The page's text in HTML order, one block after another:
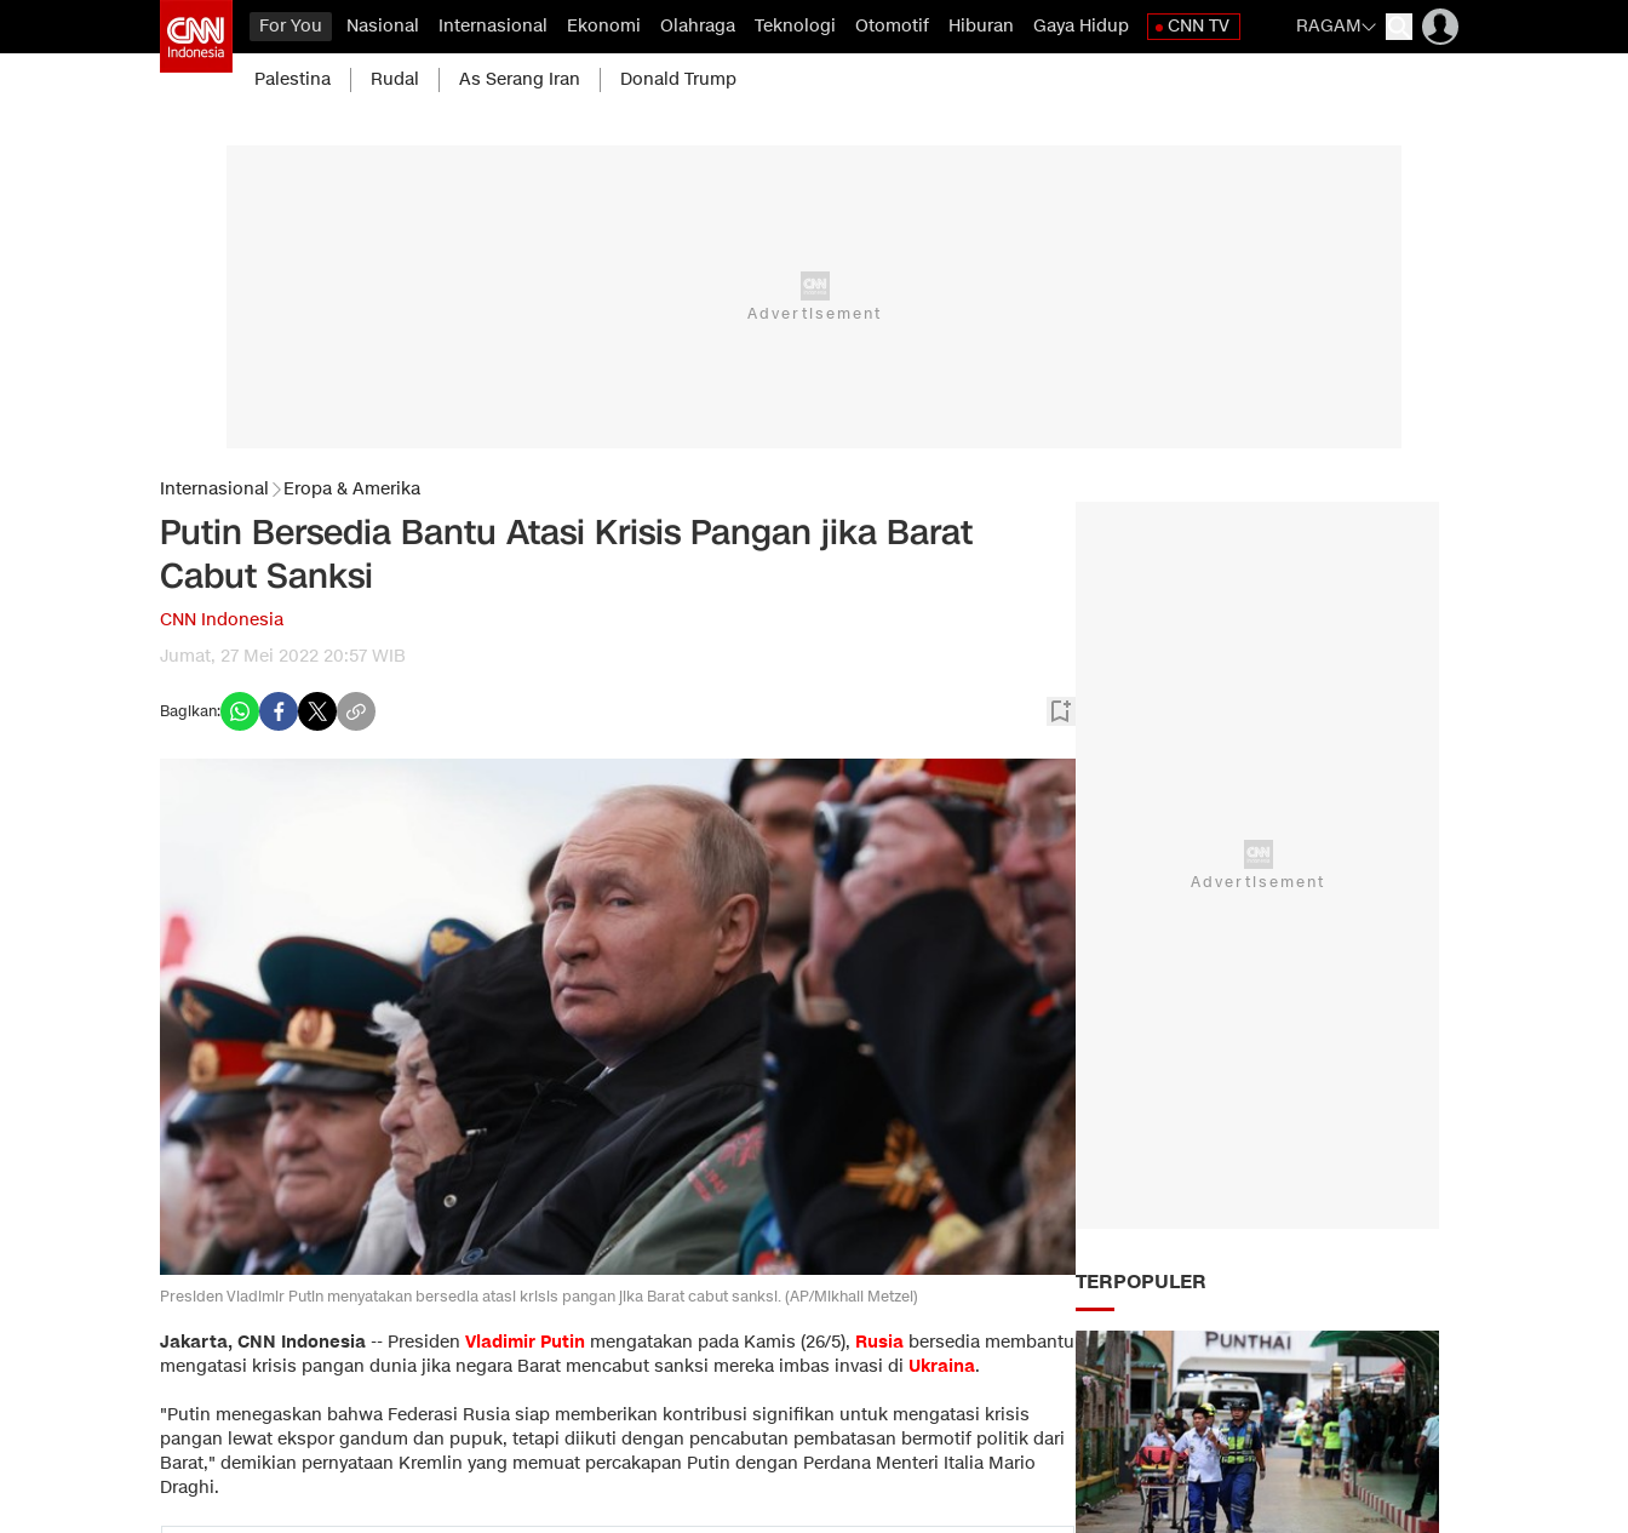
For You Nasional Internasional Ekonomi Olahraga Teknologi Otomotif Hiburan Gaya Hidup CNN TV RAGAM
Palestina Rudal As Serang Iran Donald Trump
Internasional Eropa & Amerika
Putin Bersedia Bantu Atasi Krisis Pangan jika Barat
Cabut Sanksi
CNN Indonesia
Jumat, 27 Mei 2022 20:57 WIB
Bagikan:
Presiden Vladimir Putin menyatakan bersedia atasi krisis pangan jika Barat cabut sanksi. (AP/Mikhail Metzel)
Jakarta, CNN Indonesia -- Presiden Vladimir Putin mengatakan pada Kamis (26/5), Rusia bersedia membantu
mengatasi krisis pangan dunia jika negara Barat mencabut sanksi mereka imbas invasi di Ukraina.
"Putin menegaskan bahwa Federasi Rusia siap memberikan kontribusi signifikan untuk mengatasi krisis
pangan lewat ekspor gandum dan pupuk, tetapi diikuti dengan pencabutan pembatasan bermotif politik dari
Barat," demikian pernyataan Kremlin yang memuat percakapan Putin dengan Perdana Menteri Italia Mario
Draghi.
TERPOPULER